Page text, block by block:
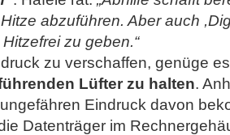
abzuführen. Aber auch
zu geben.“
zu verschaffen, genüge
Lüfter zu halten.
Eindruck davon
Datenträger im